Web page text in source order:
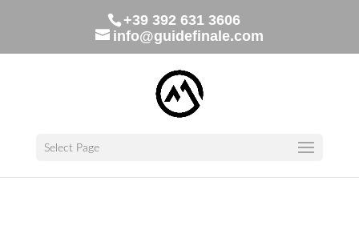
+39 392 631 3606
info@guidefinale.com
Select Page